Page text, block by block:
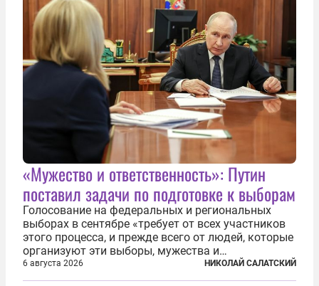
«Мужество и ответственность»: Путин
поставил задачи по подготовке к выборам
Голосование на федеральных и региональных
выборах в сентябре «требует от всех участников
этого процесса, и прежде всего от людей, которые
организуют эти выборы, мужества и
ответственного отношения к формированию
власти», — подчеркнул президент Владимир Путин
6 августа 2026 НИКОЛАЙ САЛАТСКИЙ